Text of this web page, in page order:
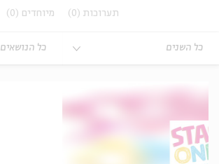
תערוכות (0) מיוחדים (0)
כל השנים כל הנושאים